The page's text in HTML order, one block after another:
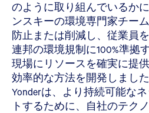
のように取り組んでいるか
ンスキーの環境専門家チー
防止または削減し、従業員
連邦の環境規制に100%準拠
現場にリソースを確実に提
効率的な方法を開発しまし
Yonderは、より持続可能な
トするために、自社のテク